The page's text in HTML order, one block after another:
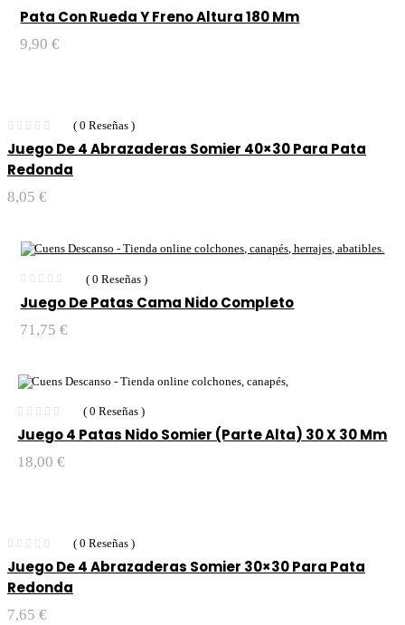
Pata Con Rueda Y Freno Altura 180 Mm
9,90€
( 0 Reseñas )
Juego De 4 Abrazaderas Somier 40×30 Para Pata
Redonda
8,05 €
( 0 Reseñas )
Juego De Patas Cama Nido Completo
71,75€
( 0 Reseñas )
Juego 4 Patas Nido Somier (Parte Alta) 30 X 30 Mm
18,00€
( 0 Reseñas )
Juego De 4 Abrazaderas Somier 30×30 Para Pata
Redonda
7,65 €